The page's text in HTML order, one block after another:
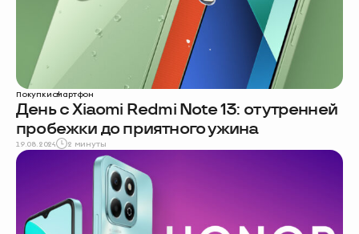
Покупкисмартфон
День с Xiaomi Redmi Note 13: от утренней
пробежки до приятного ужина
19.08.2024 2 минуты